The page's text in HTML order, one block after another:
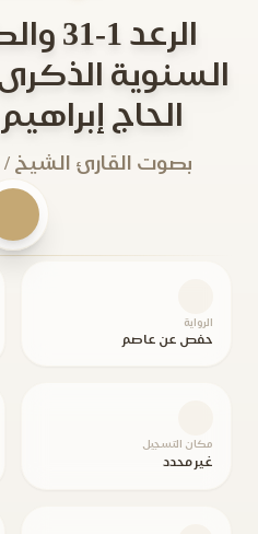
السنوية
الحاج
بصوت القارئ
الرواية
حفص عن عاصم
مكان التسجيل
غير محدد